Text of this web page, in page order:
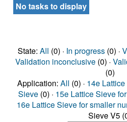
No tasks to display
State: All (0) · In progress(0) ·
Validation inconclusive(0) ·
(0)
Application: All (0) · 14e
Sieve (0) · 15e Lattice Sieve
16e Lattice Sieve for smaller
Sieve V5